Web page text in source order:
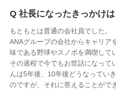
社長になったきっかけは
もともとは普通の会社員でした。
ANAグループの会社からキャリア
味である野球やスノボを満喫して
その過程で今でもお世話になって
んは5年後、10年後どうなってい
のですが、それに答えることがで